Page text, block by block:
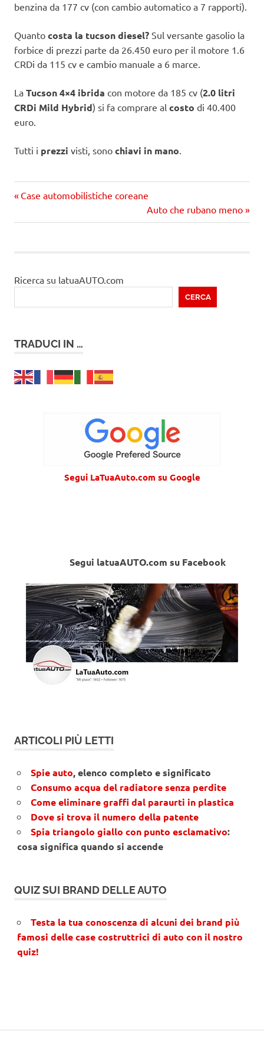
benzina da 177 cv (con cambio automatico a 7 rapporti).
Quanto costa la tucson diesel? Sul versante gasolio la
forbice di prezzi parte da 26.450 euro per il motore 1.6
CRDi da 115 cv e cambio manuale a 6 marce.
La Tucson 4×4 ibrida con motore da 185 cv (2.0 litri
CRDi Mild Hybrid) si fa comprare al costo di 40.400
euro.
Tutti i prezzi visti, sono chiavi in mano.
Navigazione
articoli
Precedente
Case automobilistiche coreane
Prossimo
articolo
Auto che rubano meno
Ricerca su latuaAUTO.com
CERCA
TRADUCI IN …
Segui LaTuaAuto.com su Google
Segui latuaAUTO.com su Facebook
ARTICOLI PIÙ LETTI
Spie auto, elenco completo e significato
Consumo acqua del radiatore senza perdite
Come eliminare graffi dal paraurti in plastica
Dove si trova il numero della patente
Spia triangolo giallo con punto esclamativo:
cosa significa quando si accende
QUIZ SUI BRAND DELLE AUTO
Testa la tua conoscenza di alcuni dei brand più
famosi delle case costruttrici di auto con il nostro
quiz!